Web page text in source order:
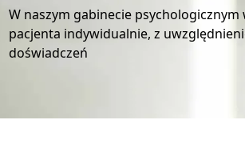
Wiemy, że nawet najmniejsze
dlatego dokładnie analizujemy